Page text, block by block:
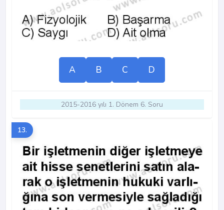
A B C D
2015-2016 yılı 1. Dönem 6. Soru
13.